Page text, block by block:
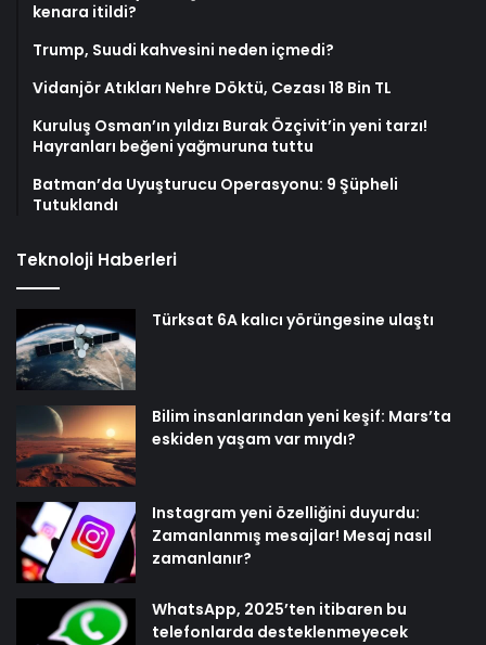
kenara itildi?
Trump, Suudi kahvesini neden içmedi?
Vidanjör Atıkları Nehre Döktü, Cezası 18 Bin TL
Kuruluş Osman’ın yıldızı Burak Özçivit’in yeni tarzı!
Hayranları beğeni yağmuruna tuttu
Batman’da Uyuşturucu Operasyonu: 9 Şüpheli
Tutuklandı
Teknoloji Haberleri
Türksat 6A kalıcı yörüngesine ulaştı
Bilim insanlarından yeni keşif: Mars’ta
eskiden yaşam var mıydı?
Instagram yeni özelliğini duyurdu:
Zamanlanmış mesajlar! Mesaj nasıl
zamanlanır?
WhatsApp, 2025’ten itibaren bu
telefonlarda desteklenmeyecek